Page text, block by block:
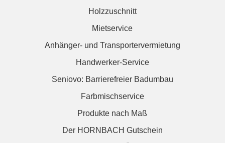
Holzzuschnitt
Mietservice
Anhänger- und Transportervermietung
Handwerker-Service
Seniovo: Barrierefreier Badumbau
Farbmischservice
Produkte nach Maß
Der HORNBACH Gutschein